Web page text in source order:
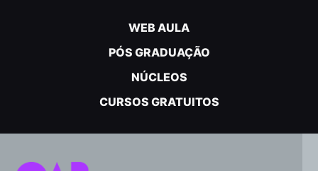
WEB AULA
PÓS GRADUAÇÃO
NÚCLEOS
CURSOS GRATUITOS